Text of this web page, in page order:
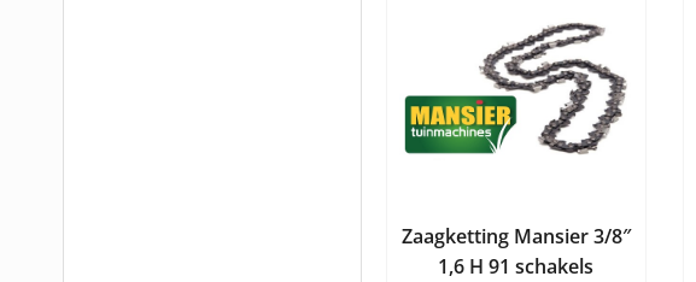
Zaagketting Mansier 3/8″
1,6 H 91 schakels